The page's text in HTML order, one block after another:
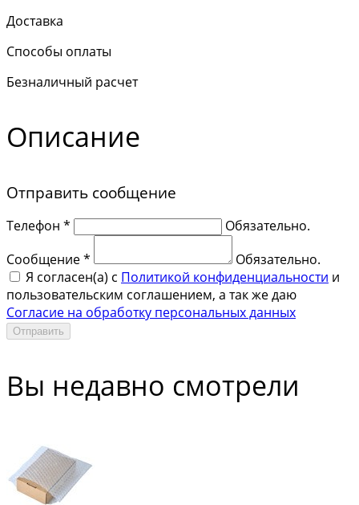
Доставка
Способы оплаты
Безналичный расчет
Описание
Отправить сообщение
Телефон *
Обязательно.
Сообщение *
Обязательно.
Я согласен(a) с Политикой конфиденциальности и
пользовательским соглашением, а так же даю
Согласие на обработку персональных данных
Отправить
Вы недавно смотрели